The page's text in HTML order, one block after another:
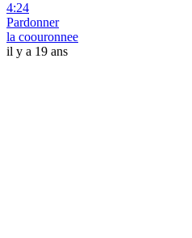
4:24
Pardonner
la coouronnee
il y a 19 ans